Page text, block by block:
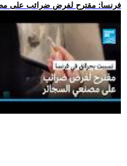
.. فرنسا: مقترح لفرض ضرائب على